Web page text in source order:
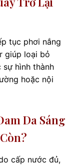
tục phơi nắng
giúp loại bỏ
hình thành
hoặc nội
Da Sáng
cấp nước đủ,